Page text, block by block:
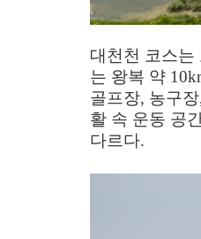
대천천 코스는
는 왕복 약
골프장, 농구장
활 속 운동 공
다르다.